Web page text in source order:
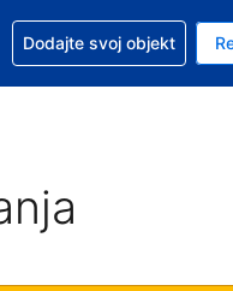
je trenutačna valuta
jezik. Vaš je
Zatražite pomoć sa
Dodajte svoj objekt